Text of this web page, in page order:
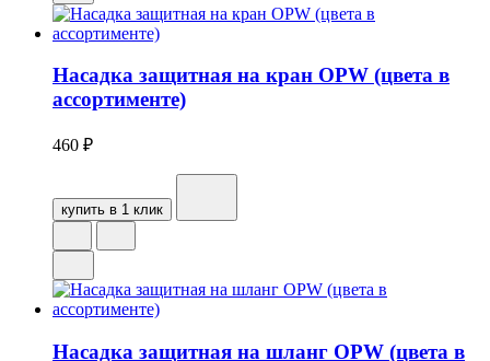
Насадка защитная на кран OPW (цвета в
ассортименте)
460 ₽
купить в 1 клик
Насадка защитная на шланг OPW (цвета в